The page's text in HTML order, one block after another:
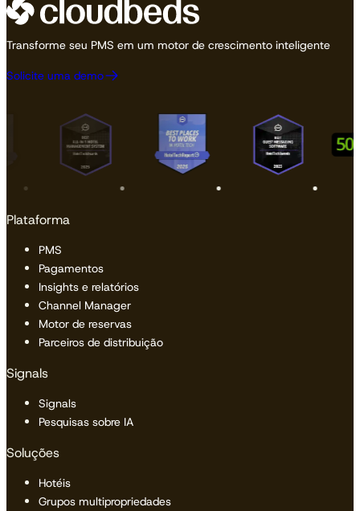
Transforme seu PMS em um motor de crescimento inteligente
Solicite uma demo
Plataforma
PMS
Pagamentos
Insights e relatórios
Channel Manager
Motor de reservas
Parceiros de distribuição
Signals
Signals
Pesquisas sobre IA
Soluções
Hotéis
Grupos multipropriedades